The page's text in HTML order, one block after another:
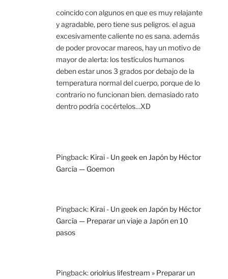
coincido con algunos en que es muy relajante
y agradable, pero tiene sus peligros. el agua
excesivamente caliente no es sana. además
de poder provocar mareos, hay un motivo de
mayor de alerta: los testículos humanos
deben estar unos 3 grados por debajo de la
temperatura normal del cuerpo, porque de lo
contrario no funcionan bien. demasiado rato
dentro podría cocértelos…XD
Pingback: Kirai - Un geek en Japón by Héctor
García — Goemon
Pingback: Kirai - Un geek en Japón by Héctor
García — Preparar un viaje a Japón en 10
pasos
Pingback:oriolrius lifestream » Preparar un